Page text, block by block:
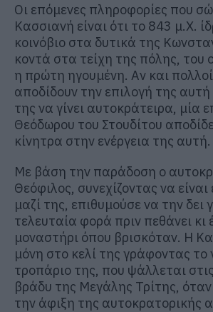
Οι επόμενες πληροφορίες που
Κασσιανή είναι ότι το 843 μ.Χ.
κοινόβιο στα δυτικά της
κοντά στα τείχη της πόλης, του
η πρώτη ηγουμένη. Αν και
αποδίδουν την επιλογή της
της να γίνει αυτοκράτειρα, μία
Θεόδωρου του Στουδίτου
κίνητρα στην ενέργεια της αυτή.
Με βάση την παράδοση ο
Θεόφιλος, συνεχίζοντας να
μαζί της, επιθυμούσε να την δει
τελευταία φορά πριν πεθάνει κι
μοναστήρι όπου βρισκόταν. Η
μόνη στο κελί της γράφοντας το
τροπάριο της, που ψάλλεται
βράδυ της Μεγάλης Τρίτης,
την άφιξη της αυτοκρατορικής